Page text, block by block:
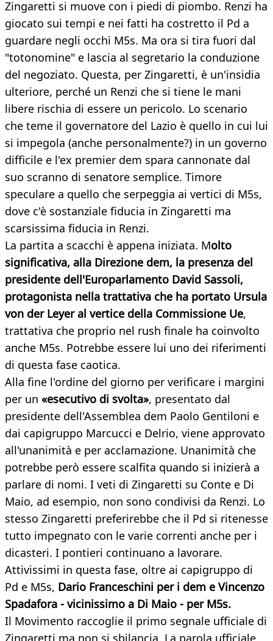
Zingaretti si muove con i piedi di piombo. Renzi ha
giocato sui tempi e nei fatti ha costretto il Pd a
guardare negli occhi M5s. Ma ora si tira fuori dal
"totonomine" e lascia al segretario la conduzione
del negoziato. Questa, per Zingaretti, è un'insidia
ulteriore, perché un Renzi che si tiene le mani
libere rischia di essere un pericolo. Lo scenario
che teme il governatore del Lazio è quello in cui lui
si impegola (anche personalmente?) in un governo
difficile e l'ex premier dem spara cannonate dal
suo scranno di senatore semplice. Timore
speculare a quello che serpeggia ai vertici di M5s,
dove c'è sostanziale fiducia in Zingaretti ma
scarsissima fiducia in Renzi.
La partita a scacchi è appena iniziata. Molto
significativa, alla Direzione dem, la presenza del
presidente dell'Europarlamento David Sassoli,
protagonista nella trattativa che ha portato Ursula
von der Leyer al vertice della Commissione Ue,
trattativa che proprio nel rush finale ha coinvolto
anche M5s. Potrebbe essere lui uno dei riferimenti
di questa fase caotica.
Alla fine l'ordine del giorno per verificare i margini
per un «esecutivo di svolta», presentato dal
presidente dell'Assemblea dem Paolo Gentiloni e
dai capigruppo Marcucci e Delrio, viene approvato
all'unanimità e per acclamazione. Unanimità che
potrebbe però essere scalfita quando si inizierà a
parlare di nomi. I veti di Zingaretti su Conte e Di
Maio, ad esempio, non sono condivisi da Renzi. Lo
stesso Zingaretti preferirebbe che il Pd si ritenesse
tutto impegnato con le varie correnti anche per i
dicasteri. I pontieri continuano a lavorare.
Attivissimi in questa fase, oltre ai capigruppo di
Pd e M5s, Dario Franceschini per i dem e Vincenzo
Spadafora - vicinissimo a Di Maio - per M5s.
Il Movimento raccoglie il primo segnale ufficiale di
Zingaretti ma non si sbilancia. La parola ufficiale